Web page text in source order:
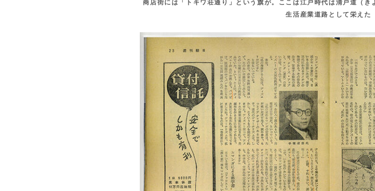
商店街には「トキワ荘通り」という旗が。ここは江戸時代は清戸道（
生活産業道路として栄えた